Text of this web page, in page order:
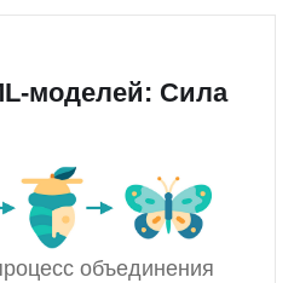
моделей: Сила
объединения